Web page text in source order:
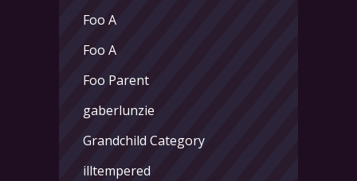
Foo A
Foo A
Foo Parent
gaberlunzie
Grandchild Category
illtempered